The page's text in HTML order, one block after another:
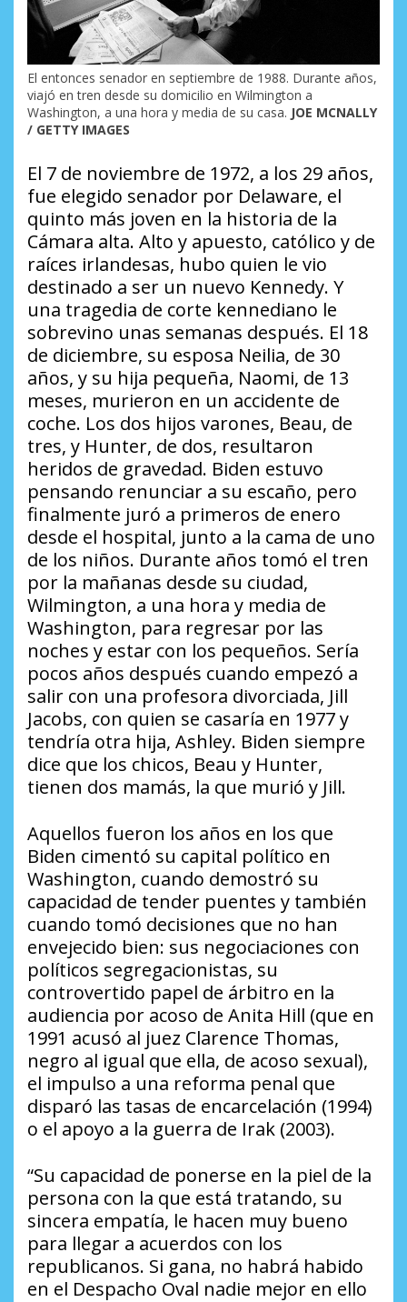
El entonces senador en septiembre de 1988. Durante años,
viajó en tren desde su domicilio en Wilmington a
Washington, a una hora y media de su casa. JOE MCNALLY
/ GETTY IMAGES
El 7 de noviembre de 1972, a los 29 años,
fue elegido senador por Delaware, el
quinto más joven en la historia de la
Cámara alta. Alto y apuesto, católico y de
raíces irlandesas, hubo quien le vio
destinado a ser un nuevo Kennedy. Y
una tragedia de corte kennediano le
sobrevino unas semanas después. El 18
de diciembre, su esposa Neilia, de 30
años, y su hija pequeña, Naomi, de 13
meses, murieron en un accidente de
coche. Los dos hijos varones, Beau, de
tres, y Hunter, de dos, resultaron
heridos de gravedad. Biden estuvo
pensando renunciar a su escaño, pero
finalmente juró a primeros de enero
desde el hospital, junto a la cama de uno
de los niños. Durante años tomó el tren
por la mañanas desde su ciudad,
Wilmington, a una hora y media de
Washington, para regresar por las
noches y estar con los pequeños. Sería
pocos años después cuando empezó a
salir con una profesora divorciada, Jill
Jacobs, con quien se casaría en 1977 y
tendría otra hija, Ashley. Biden siempre
dice que los chicos, Beau y Hunter,
tienen dos mamás, la que murió y Jill.
Aquellos fueron los años en los que
Biden cimentó su capital político en
Washington, cuando demostró su
capacidad de tender puentes y también
cuando tomó decisiones que no han
envejecido bien: sus negociaciones con
políticos segregacionistas, su
controvertido papel de árbitro en la
audiencia por acoso de Anita Hill (que en
1991 acusó al juez Clarence Thomas,
negro al igual que ella, de acoso sexual),
el impulso a una reforma penal que
disparó las tasas de encarcelación (1994)
o el apoyo a la guerra de Irak (2003).
“Su capacidad de ponerse en la piel de la
persona con la que está tratando, su
sincera empatía, le hacen muy bueno
para llegar a acuerdos con los
republicanos. Si gana, no habrá habido
en el Despacho Oval nadie mejor en ello